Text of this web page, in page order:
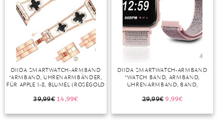
KYANIT
LABRADORIT
LAPISLAZULI
MONDSTEIN
MORGANIT
DIIDA SMARTWATCH-ARMBAND
“ARMBAND, UHRENARMBÄNDER,
FÜR APPLE 1-8, BLUMEL (ROSÉGOLD
39,99€ 14,99€
DIIDA SMARTWATCH-ARMBAND
“WATCH BAND, ARMBAND,
UHRENARMBAND, BAND,
FITBIT VERSA/ VERSA 2/ VERSA LITE,
ATMUNGSAKTIV, SPORT-
29,99€ 9,99€